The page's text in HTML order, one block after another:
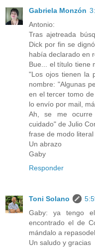
Gabriela Monzón
Antonio:
Tras ajetreada
Dick por fin se
había declarado en
Bue... el título tiene
"Los ojos tienen la
nombre: "Algunas
en el tercer tomo
lo envío por mail,
Ah, se me
cuidado" de Julio
frase de modo
Un abrazo
Gaby
Responder
Toni Solano
Gaby: ya tengo
encontrado el de
mándalo a
Un saludo y gracias